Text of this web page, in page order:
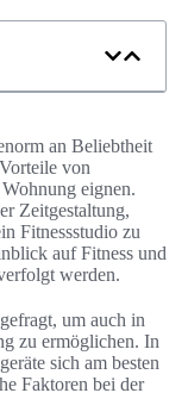
an Beliebtheit
von
eignen.
Zeitgestaltung,
Fitnessstudio zu
auf Fitness und
werden.
um auch in
zu ermöglichen. In
sich am besten
Faktoren bei der